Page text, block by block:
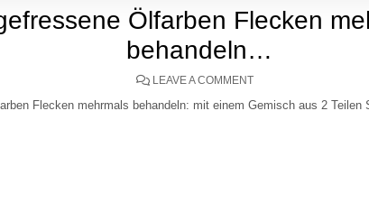
Ölfarben Flecken
behandeln…
LEAVE A COMMENTON EINGEFRESSENE
Flecken mehrmals behandeln: mit einem Gemisch aus 2 Teilen